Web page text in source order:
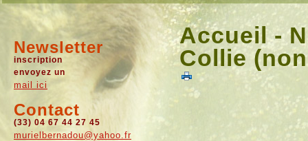
Newsletter
inscription
envoyez un
mail ici
Contact
(33) 04 67 44 27 45
murielbernadou@yahoo.fr
Accueil -
Collie